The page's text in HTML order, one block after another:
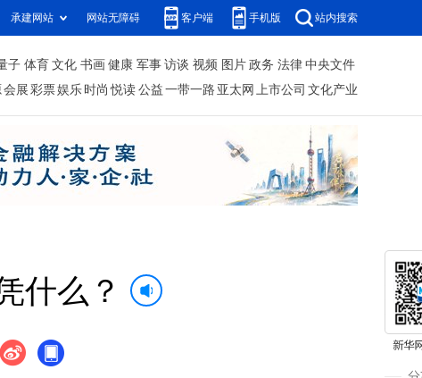
承建网站 网站无障碍 客户端 手机版 站内搜索
子 体育 文化 书画 健康 军事 访谈 视频 图片 政务 法律 中央文件
会展 彩票娱乐 时尚 悦读 公益 一带一路 亚太网 上市公司 文化产业
什么？